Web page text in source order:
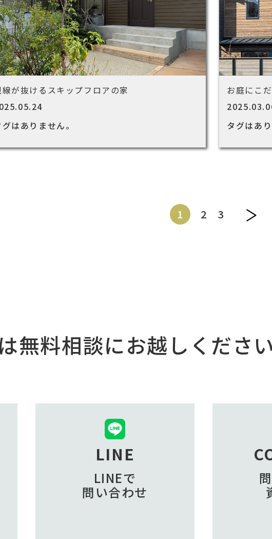
線が抜けるスキップフロアの家
はありません。
お庭にこ
タグはあり
1 2 3
無料相談にお越しください
LINE
LINEで
問い合わせ